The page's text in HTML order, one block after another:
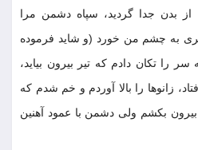
بدن جدا گردید، سپاه دشمن مرا
تیری به چشم من خورد (و شاید فرموده
تکان دادم که تیر بیرون بیاید،
زانوها را بالا آوردم و خم شدم که
بیرون بکشم ولی دشمن با عمود آهنین